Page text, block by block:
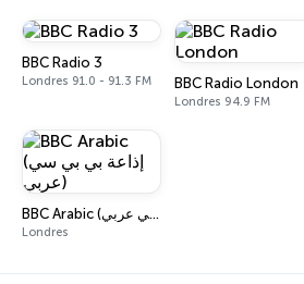
BBC Radio 3
Londres 91.0 - 91.3 FM BBC Radio London
Londres 94.9 FM
BBC Arabic (إذاعة بي بي سي عربي)
Londres